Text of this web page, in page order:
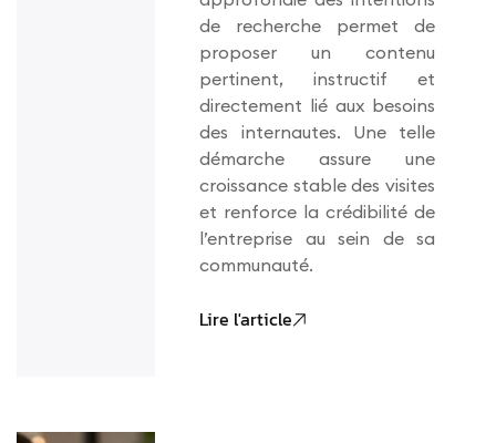
de recherche permet de
proposer un contenu
pertinent, instructif et
directement lié aux besoins
des internautes. Une telle
démarche assure une
croissance stable des visites
et renforce la crédibilité de
l’entreprise au sein de sa
communauté.
Lire l'article